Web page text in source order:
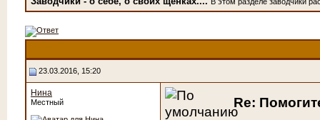
23.03.2016, 15:20
Нина
Местный Re: